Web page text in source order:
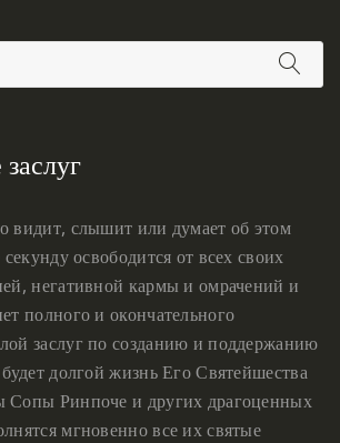
видит, слышит или думает об этом
освободится от всех своих
негативной кармы и омрачений и
полного и окончательного
заслуг по созданию и поддержанию
будет долгой жизнь Его Святейшества
Ринпоче и других драгоценных
мгновенно все их святые